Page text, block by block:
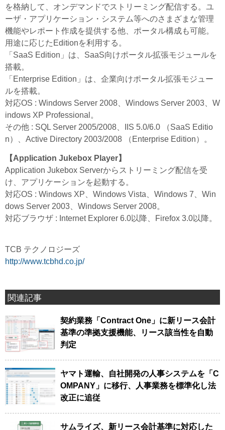
を格納して、オンデマンドでストリーミング配信する。ユ
ーザ・アプリケーション・システム等へのさまざまな管理
機能やレポート作成を提供する他、ポータル構成も可能。
用途に応じたEditionを利用する。
「SaaS Edition」は、SaaS向けポータル拡張モジュールを
搭載。
「Enterprise Edition」は、企業向けポータル拡張モジュー
ルを搭載。
対応OS : Windows Server 2008、Windows Server 2003、W
indows XP Professional。
その他 : SQL Server 2005/2008、IIS 5.0/6.0 （SaaS Editio
n）、Active Directory 2003/2008 （Enterprise Edition）。
【Application Jukebox Player】
Application Jukebox Serverからストリーミング配信を受
け、アプリケーションを起動する。
対応OS : Windows XP、Windows Vista、Windows 7、Win
dows Server 2003、Windows Server 2008。
対応ブラウザ : Internet Explorer 6.0以降、Firefox 3.0以降。
TCB テクノロジーズ
http://www.tcbhd.co.jp/
関連記事
契約業務「Contract One」に新リース会計
基準の準拠支援機能、リース該当性を自動
判定
ヤマト運輸、自社開発の人事システムを「C
OMPANY」に移行、人事業務を標準化し法
改正に追従
サムライズ、新リース会計基準に対応した